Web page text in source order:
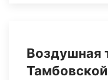
Воздушная